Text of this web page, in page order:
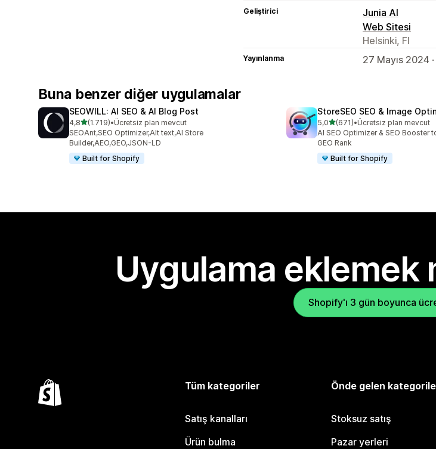
Geliştirici
Junia AI
Web Sitesi
Helsinki, FI
Yayınlanma 27 Mayıs 2024 ·
Buna benzer diğer uygulamalar
SEOWILL: AI SEO & AI Blog Post
4,85 yıldız üzerinden
(1.719)
toplam 1719 değerlendirme
•Ücretsiz plan mevcut
SEOAnt,SEO Optimizer,Alt text,AI Store
Builder,AEO,GEO,JSON-LD
Built for Shopify
StoreSEO SEO & Image
5,05 yıldız üzerinden
(671)
toplam 671 değerlendirme
•Ücretsiz plan mevcut
AI SEO Optimizer & SEO Booster
GEO Rank
Built for Shopify
Uygulama eklemek
Shopify'ı 3 gün boyunca
Tüm kategoriler
Satış kanalları
Ürün bulma
Önde gelen
Stoksuz satış
Pazar yerleri